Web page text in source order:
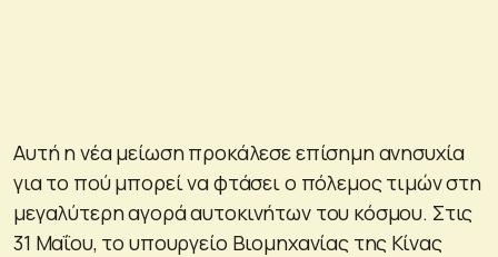
Αυτή η νέα μείωση προκάλεσε επίσημη ανησυχία
για το πού μπορεί να φτάσει ο πόλεμος τιμών στη
μεγαλύτερη αγορά αυτοκινήτων του κόσμου. Στις
31 Μαΐου, το υπουργείο Βιομηχανίας της Κίνας